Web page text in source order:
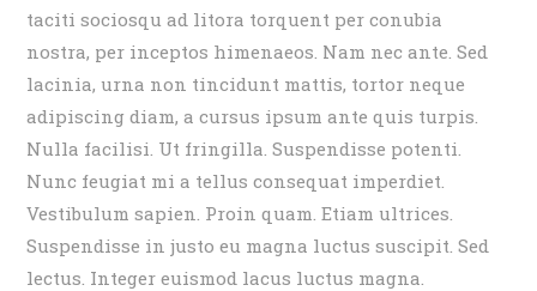
taciti sociosqu ad litora torquent per conubia
nostra, per inceptos himenaeos. Nam nec ante. Sed
lacinia, urna non tincidunt mattis, tortor neque
adipiscing diam, a cursus ipsum ante quis turpis.
Nulla facilisi. Ut fringilla. Suspendisse potenti.
Nunc feugiat mi a tellus consequat imperdiet.
Vestibulum sapien. Proin quam. Etiam ultrices.
Suspendisse in justo eu magna luctus suscipit. Sed
lectus. Integer euismod lacus luctus magna.